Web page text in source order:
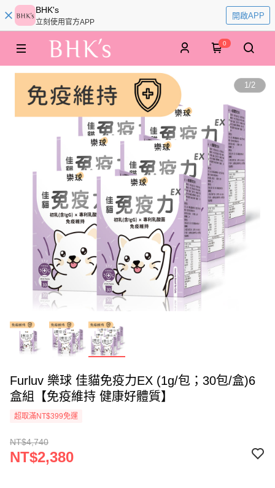
BHK's
立刻使用官方APP
開啟APP
0
1/2
Furluv 樂球 佳貓免疫力EX (1g/包；30包/盒)6
盒組【免疫維持 健康好體質】
超取滿NT$399免運
NT$4,740
NT$2,380